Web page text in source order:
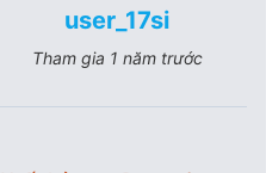
user_17si
Tham gia 1 năm trước